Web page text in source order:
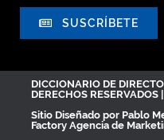
SUSCRÍBETE
DICCIONARIO DE
DERECHOS RESERVADOS |
Sitio Diseñado por Pablo
Factory Agencia de